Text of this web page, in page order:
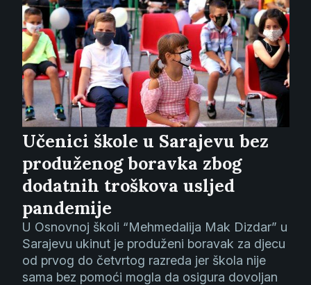
Učenici škole u Sarajevu bez
produženog boravka zbog
dodatnih troškova usljed
pandemije
U Osnovnoj školi “Mehmedalija Mak Dizdar” u
Sarajevu ukinut je produženi boravak za djecu
od prvog do četvrtog razreda jer škola nije
sama bez pomoći mogla da osigura dovoljan